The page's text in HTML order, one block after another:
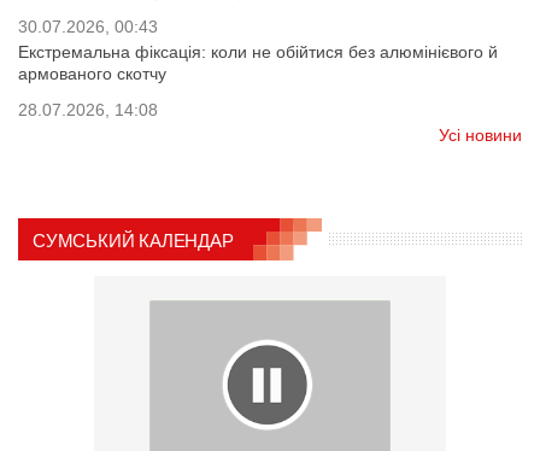
30.07.2026, 00:43
Екстремальна фіксація: коли не обійтися без алюмінієвого й
армованого скотчу
28.07.2026, 14:08
Усі новини
СУМСЬКИЙ КАЛЕНДАР